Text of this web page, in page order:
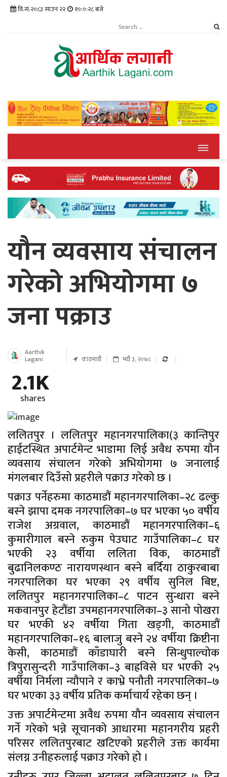
वि.सं.२०८३ साउन २२ १०:०:२८ बजे
यौन व्यवसाय संचालन
गरेको अभियोगमा ७
जना पक्राउ
Aarthik
Lagani काठमाडौं भदौ ३, २०७८
2.1K
shares
ललितपुर । ललितपुर महानगरपालिका(३ कान्तिपुर
हाईटस्थित अपार्टमेन्ट भाडामा लिई अवैध रुपमा यौन
व्यवसाय संचालन गरेको अभियोगमा ७ जनालाई
मंगलबार दिउँसो प्रहरीले पक्राउ गरेको छ ।
पक्राउ पर्नेहरुमा काठमाडौं महानगरपालिका–२८ ढल्कु
बस्ने झापा दमक नगरपालिका–७ घर भएका ५० वर्षीय
राजेश अग्रवाल, काठमाडौं महानगरपालिका–६
कुमारीगाल बस्ने रुकुम पेउघाट गाउँपालिका–८ घर
भएकी २३ वर्षीया ललिता विक, काठमाडौं
बुढानिलकण्ठ नारायणस्थान बस्ने बर्दिया ठाकुरबाबा
नगरपालिका घर भएका २९ वर्षीय सुनिल बिष्ट,
ललितपुर महानगरपालिका–८ पाटन सुन्धारा बस्ने
मकवानपुर हेटौंडा उपमहानगरपालिका–३ सानो पोखरा
घर भएकी ४२ वर्षीया गिता खड्गी, काठमाडौं
महानगरपालिका–१६ बालाजु बस्ने २४ वर्षीया क्रिष्टीना
केसी, काठमाडौं काँडाघारी बस्ने सिन्धुपाल्चोक
त्रिपुरासुन्दरी गाउँपालिका–३ बाह्रविसे घर भएकी २५
वर्षीया निर्मला न्यौपाने र काभ्रे पनौती नगरपालिका–७
घर भएका ३३ वर्षीय प्रतिक कर्माचार्य रहेका छन् ।
उक्त अपार्टमेन्टमा अवैध रुपमा यौन व्यवसाय संचालन
गर्ने गरेको भन्ने सूचानको आधारमा महानगरीय प्रहरी
परिसर ललितपुरबाट खटिएको प्रहरीले उक्त कार्यमा
संलग्न उनीहरुलाई पक्राउ गरेको हो ।